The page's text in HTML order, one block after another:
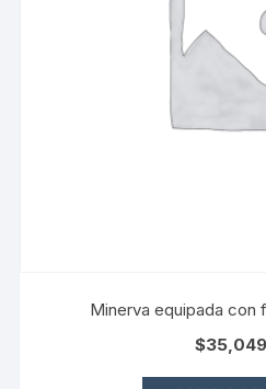
Minerva equipada
$